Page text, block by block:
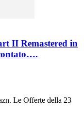
II Remastered in
Le Offerte della 23